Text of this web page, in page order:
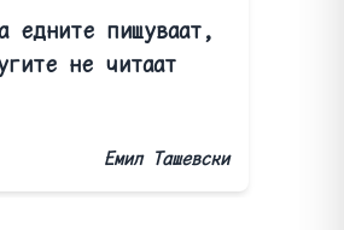
едните пишуваат,
не читаат
Емил Ташевски